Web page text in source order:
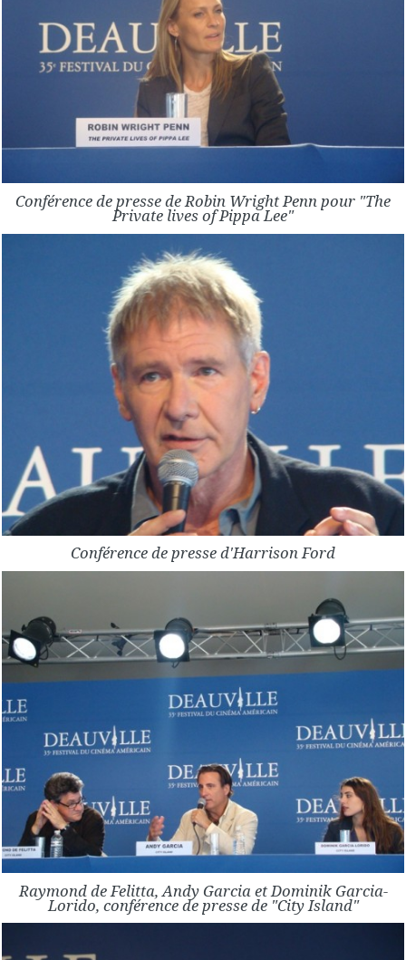
Conférence de presse de Robin Wright Penn pour "The
Private lives of Pippa Lee"
Conférence de presse d'Harrison Ford
Raymond de Felitta, Andy Garcia et Dominik Garcia-
Lorido, conférence de presse de "City Island"